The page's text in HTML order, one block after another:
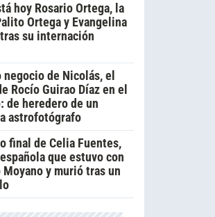
hoy Rosario Ortega, la
Ortega y Evangelina
su internación
negocio de Nicolás, el
Rocío Guirao Díaz en el
de heredero de un
astrofotógrafo
final de Celia Fuentes,
que estuvo con
Moyano y murió tras un